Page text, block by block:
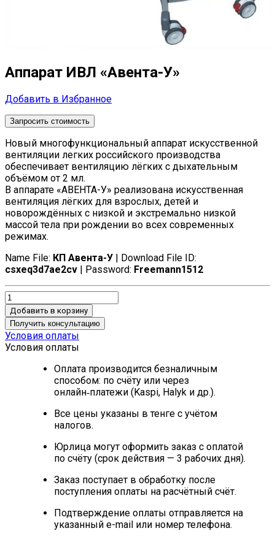
Аппарат ИВЛ «Авента-У»
Добавить в Избранное
Запросить стоимость
Новый многофункциональный аппарат искусственной
вентиляции легких российского производства
обеспечивает вентиляцию лёгких с дыхательным
объёмом от 2 мл.
В аппарате «АВЕНТА-У» реализована искусственная
вентиляция лёгких для взрослых, детей и
новорождённых с низкой и экстремально низкой
массой тела при рождении во всех современных
режимах.
Name File: КП Авента-У | Download File ID:
csxeq3d7ae2cv | Password: Freemann1512
Добавить в корзину
Получить консультацию
Условия оплаты
Условия оплаты
Оплата производится безналичным
способом: по счёту или через
онлайн‑платежи (Kaspi, Halyk и др.).
Все цены указаны в тенге с учётом
налогов.
Юрлица могут оформить заказ с оплатой
по счёту (срок действия — 3 рабочих дня).
Заказ поступает в обработку после
поступления оплаты на расчётный счёт.
Подтверждение оплаты отправляется на
указанный e-mail или номер телефона.